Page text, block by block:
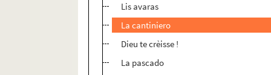
Lis avaras
La cantiniero
Dieu te crèisse !
La pascado